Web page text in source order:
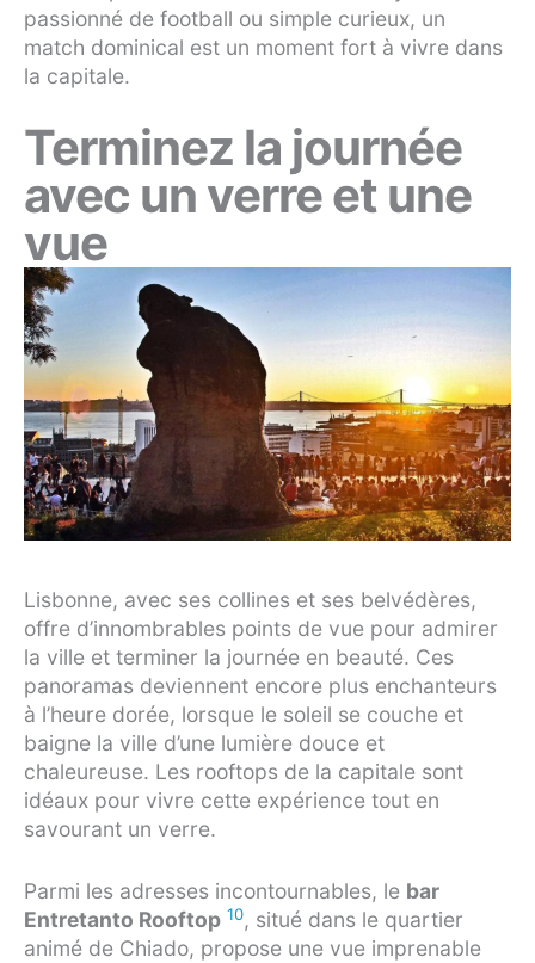
passionné de football ou simple curieux, un
match dominical est un moment fort à vivre dans
la capitale.
Terminez la journée
avec un verre et une
vue
Lisbonne, avec ses collines et ses belvédères,
offre d’innombrables points de vue pour admirer
la ville et terminer la journée en beauté. Ces
panoramas deviennent encore plus enchanteurs
à l’heure dorée, lorsque le soleil se couche et
baigne la ville d’une lumière douce et
chaleureuse. Les rooftops de la capitale sont
idéaux pour vivre cette expérience tout en
savourant un verre.
Parmi les adresses incontournables, le bar
Entretanto Rooftop 10, situé dans le quartier
animé de Chiado, propose une vue imprenable